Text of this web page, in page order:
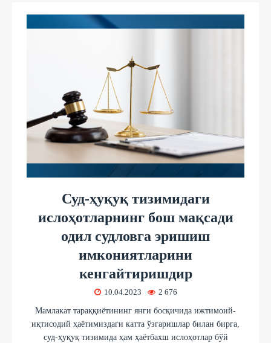
Суд-ҳуқуқ тизимидаги
ислоҳотларнинг бош мақсади
одил судловга эришиш
имкониятларини
кенгайтиришдир
10.04.2023 2 676
Мамлакат тараққиётининг янги босқичида ижтимоий-
иқтисодий ҳаётимиздаги катта ўзгаришлар билан бирга,
суд-ҳуқуқ тизимида ҳам ҳаётбахш ислоҳотлар бўй